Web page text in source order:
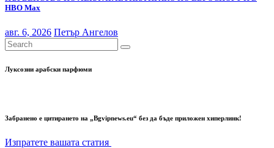
НВО Мах
авг. 6, 2026 Петър Ангелов
Луксозни арабски парфюми
Забранено е цитирането на „Bgvipnews.eu“ без да бъде приложен хиперлинк!
Изпратете вашата статия